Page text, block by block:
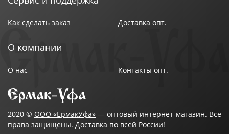
Как сделать заказ Доставка опт.
О компании
О нас Контакты опт.
2020 © ООО «ЕрмакУфа» — оптовый интернет-магазин. Все
права защищены. Доставка по всей России!